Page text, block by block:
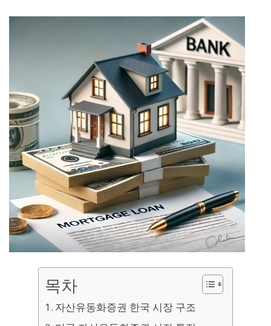
목차
자산유동화증권 한국 시장 구조